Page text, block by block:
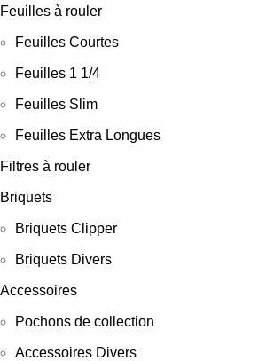
Feuilles à rouler
Feuilles Courtes
Feuilles 1 1/4
Feuilles Slim
Feuilles Extra Longues
Filtres à rouler
Briquets
Briquets Clipper
Briquets Divers
Accessoires
Pochons de collection
Accessoires Divers